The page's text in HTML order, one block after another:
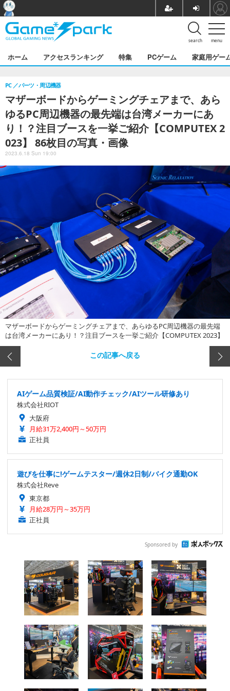
menu
search
ホーム アクセスランキング 特集 PCゲーム 家庭用ゲー
マザーボードからゲーミングチェアまで、あら
ゆるPC周辺機器の最先端は台湾メーカーにあ
り！？注目ブースを一挙ご紹介【COMPUTEX 2
023】 86枚目の写真・画像
PC パーツ・周辺機器
2023.6.18 Sun 19:00
マザーボードからゲーミングチェアまで、あらゆるPC周辺機器の最先端
は台湾メーカーにあり！？注目ブースを一挙ご紹介【COMPUTEX 2023】
この記事へ戻る
AIゲーム品質検証/AI動作チェック/AIツール研修あり
株式会社RIOT
大阪府
月給31万2,400円～50万円
正社員
遊びを仕事に!ゲームテスター/週休2日制/バイク通勤OK
株式会社Reve
東京都
月給28万円～35万円
正社員
Sponsored by